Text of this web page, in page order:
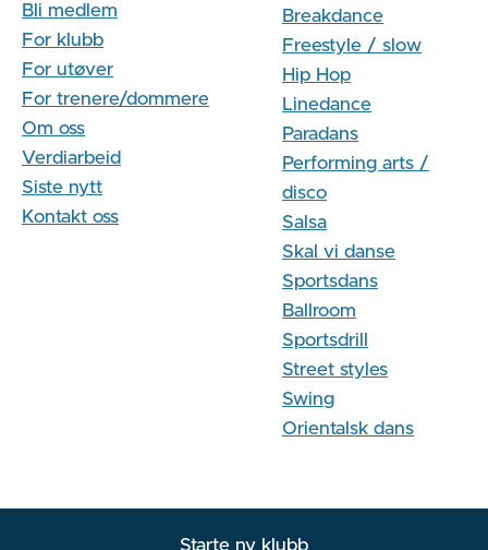
Bli medlem
For klubb
For utøver
For trenere/dommere
Om oss
Verdiarbeid
Siste nytt
Kontakt oss
Breakdance
Freestyle / slow
Hip Hop
Linedance
Paradans
Performing arts /
disco
Salsa
Skal vi danse
Sportsdans
Ballroom
Sportsdrill
Street styles
Swing
Orientalsk dans
Starte ny klubb